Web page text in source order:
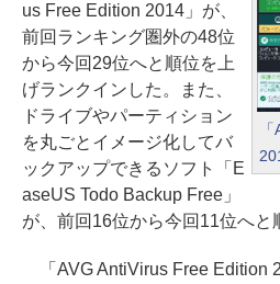
us Free Edition 2014」が、
前回ランキング圏外の48位
から今回29位へと順位を上
げランクインした。また、
ドライブやパーティション
を丸ごとイメージ化してバ
ックアップできるソフト「E
aseUS Todo Backup Free」
が、前回16位から今回11位へと
「AVG AntiVirus Free Edition